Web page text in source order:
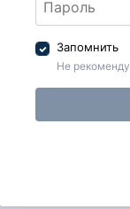
Запомнить
Не